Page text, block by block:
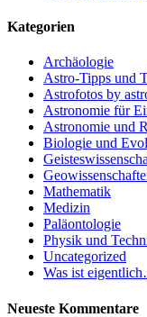
Kategorien
Archäologie
Astro-Tipps und
Astrofotos by
Astronomie für
Astronomie und
Biologie und
Mathematik
Medizin
Paläontologie
Physik und
Uncategorized
Was ist
Neueste Kommentare